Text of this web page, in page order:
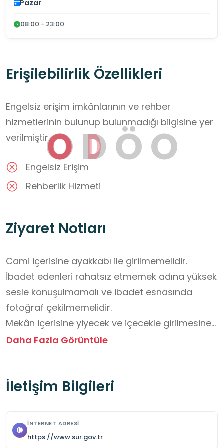
O DÖO
Pazar
08:00 - 23:00
Erişilebilirlik Özellikleri
Engelsiz erişim imkânlarının ve rehber
hizmetlerinin bulunup bulunmadığı bilgisine yer
verilmiştir.
Engelsiz Erişim
Rehberlik Hizmeti
Ziyaret Notları
Cami içerisine ayakkabı ile girilmemelidir.
İbadet edenleri rahatsız etmemek adına yüksek
sesle konuşulmamalı ve ibadet esnasında
fotoğraf çekilmemelidir.
Mekân içerisine yiyecek ve içecekle girilmesine
izin verilmemektedir.
cami maneviyatına uygun davranılmalıdır.
randevu alınmalıdır.
Daha Fazla Görüntüle
İletişim Bilgileri
İNTERNET ADRESI
https://www.sur.gov.tr